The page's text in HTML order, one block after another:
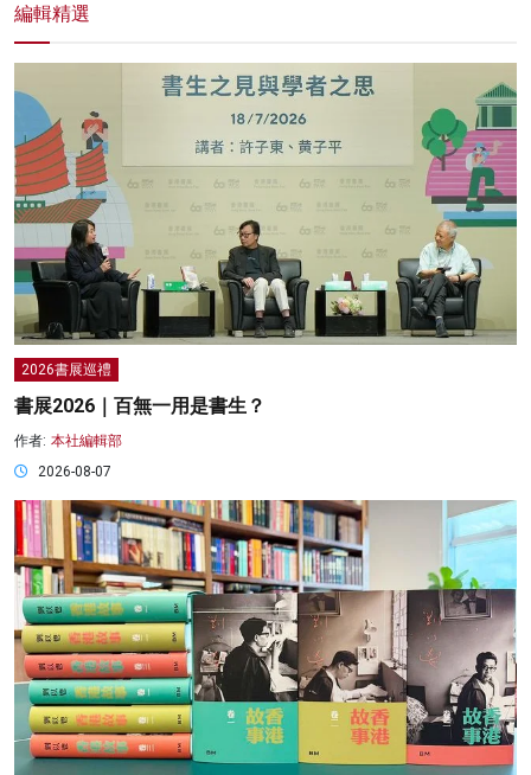
編輯精選
2026書展巡禮
書展2026｜百無一用是書生？
作者: 本社編輯部
2026-08-07